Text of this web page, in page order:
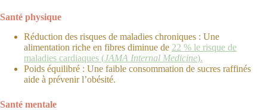
Santé physique
Réduction des risques de maladies chroniques : Une
alimentation riche en fibres diminue de 22 % le risque de
maladies cardiaques (JAMA Internal Medicine).
Poids équilibré : Une faible consommation de sucres raffinés
aide à prévenir l’obésité.
Santé mentale